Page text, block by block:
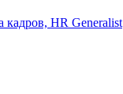
кадров, HR Generalist